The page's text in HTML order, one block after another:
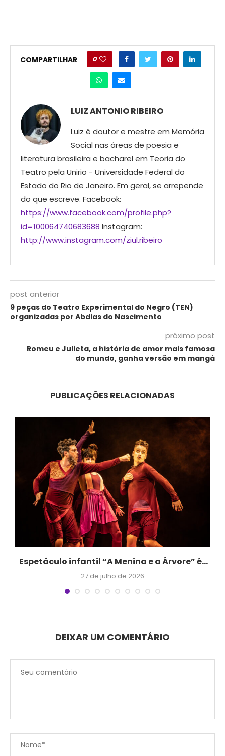
COMPARTILHAR 0
LUIZ ANTONIO RIBEIRO
Luiz é doutor e mestre em Memória
Social nas áreas de poesia e
literatura brasileira e bacharel em Teoria do
Teatro pela Unirio - Universidade Federal do
Estado do Rio de Janeiro. Em geral, se arrepende
do que escreve. Facebook:
https://www.facebook.com/profile.php?
id=100064740683688 Instagram:
http://www.instagram.com/ziul.ribeiro
post anterior
9 peças do Teatro Experimental do Negro (TEN)
organizadas por Abdias do Nascimento
próximo post
Romeu e Julieta, a história de amor mais famosa
do mundo, ganha versão em mangá
PUBLICAÇÕES RELACIONADAS
Espetáculo infantil “A Menina e a Árvore” é...
27 de julho de 2026
DEIXAR UM COMENTÁRIO